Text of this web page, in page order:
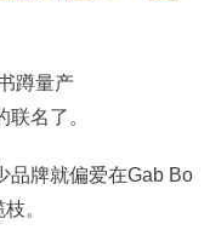
蹲量产
名了。
品牌就偏爱在Gab Bo
。